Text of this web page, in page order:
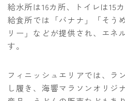
給水所は16カ所、トイレは15
給食所では「バナナ」「そう
リー」などが提供され、エネ
す。
フィニッシュエリアでは、ラ
し履き、海響マラソンオリジ